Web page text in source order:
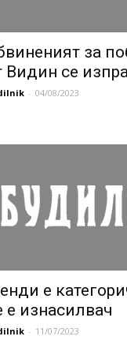
за
Видин се
- 04/08/2023
е
е изнасилвач
- 11/07/2023